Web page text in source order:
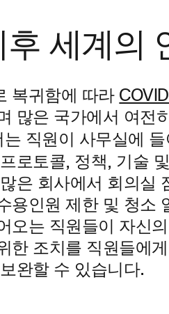
세계의
복귀함에 따라
많은 국가에서 여전
직원이 사무실에
로토콜, 정책, 기술
은 회사에서 회의실
용인원 제한 및 청소
오는 직원들이 자신
한 조치를 직원들에
완할 수 있습니다.